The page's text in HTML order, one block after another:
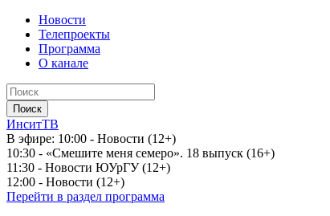
Новости
Телепроекты
Программа
О канале
ИнситТВ
В эфире: 10:00 - Новости (12+)
10:30 - «Смешите меня семеро». 18 выпуск (16+)
11:30 - Новости ЮУрГУ (12+)
12:00 - Новости (12+)
Перейти в раздел программа